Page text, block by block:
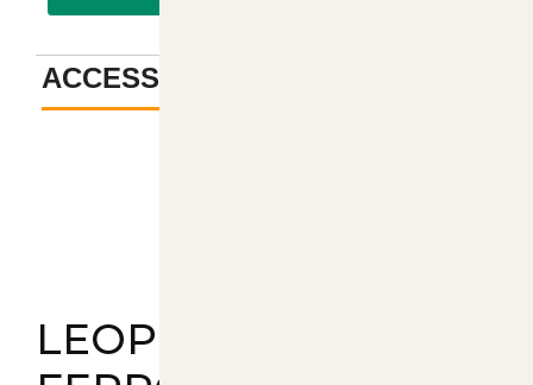
ACCESSORI
LEOPET - GABBIA IN